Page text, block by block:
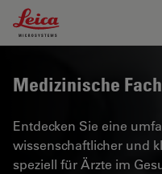
Leica Microsystems Logo
Medizinische
Entdecken Sie eine
wissenschaftlicher und
speziell für Ärzte im